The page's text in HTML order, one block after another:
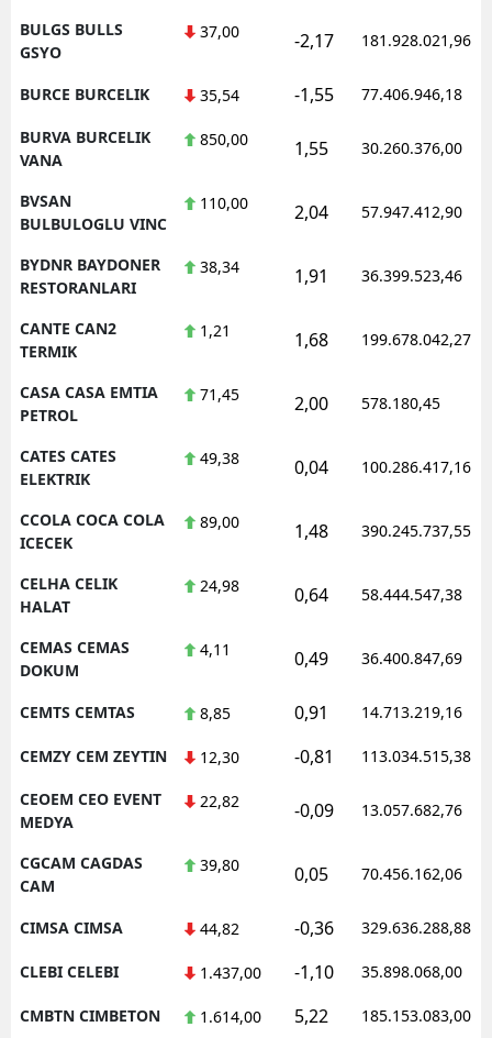
BULGS BULLS
GSYO
37,00 -2,17 181.928.021,96
BURCE BURCELIK 35,54 -1,55 77.406.946,18
BURVA BURCELIK
VANA
850,00 1,55 30.260.376,00
BVSAN
BULBULOGLU VINC
110,00 2,04 57.947.412,90
BYDNR BAYDONER
RESTORANLARI
38,34 1,91 36.399.523,46
CANTE CAN2
TERMIK
1,21 1,68 199.678.042,27
CASA CASA EMTIA
PETROL
71,45 2,00 578.180,45
CATES CATES
ELEKTRIK
49,38 0,04 100.286.417,16
CCOLA COCA COLA
ICECEK
89,00 1,48 390.245.737,55
CELHA CELIK
HALAT
24,98 0,64 58.444.547,38
CEMAS CEMAS
DOKUM
4,11 0,49 36.400.847,69
CEMTS CEMTAS 8,85 0,91 14.713.219,16
CEMZY CEM ZEYTIN 12,30 -0,81 113.034.515,38
CEOEM CEO EVENT
MEDYA
22,82 -0,09 13.057.682,76
CGCAM CAGDAS
CAM
39,80 0,05 70.456.162,06
CIMSA CIMSA 44,82 -0,36 329.636.288,88
CLEBI CELEBI 1.437,00 -1,10 35.898.068,00
CMBTN CIMBETON 1.614,00 5,22 185.153.083,00